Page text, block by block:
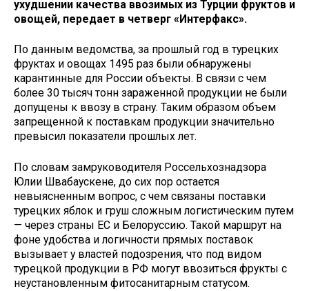
ухудшении качества ввозимых из Турции фруктов и
овощей, передает в четверг «Интерфакс».
По данным ведомства, за прошлый год в турецких
фруктах и овощах 1495 раз были обнаружены
карантинные для России объекты. В связи с чем
более 30 тысяч тонн зараженной продукции не были
допущены к ввозу в страну. Таким образом объем
запрещенной к поставкам продукции значительно
превысил показатели прошлых лет.
По словам замруководителя Россельхознадзора
Юлии Швабаускене, до сих пор остается
невыясненным вопрос, с чем связаны поставки
турецких яблок и груш сложным логистическим путем
— через страны ЕС и Белоруссию. Такой маршрут на
фоне удобства и логичности прямых поставок
вызывает у властей подозрения, что под видом
турецкой продукции в РФ могут ввозиться фрукты с
неустановленным фитосанитарным статусом.